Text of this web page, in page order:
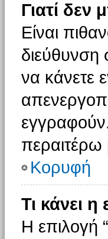
Γιατί
Είναι
διεύθυνση
να κάνετε
περαιτέρω
Κορυφή
Τι κάνει
Η επιλογή